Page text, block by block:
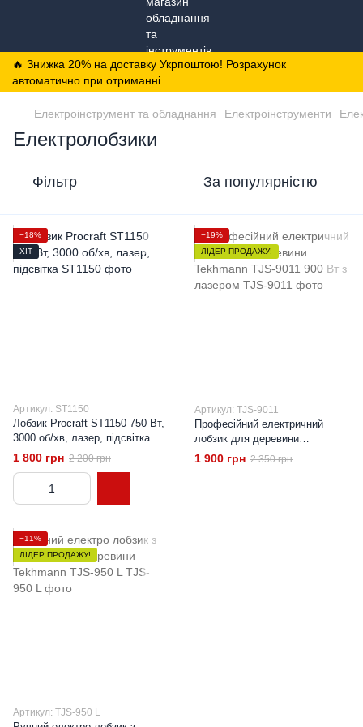
🔥 Знижка 20% на доставку Укрпоштою! Розрахунок
автоматично при отриманні
Електроінструмент та обладнання Електроінструменти
Електролобзики
Фільтр За популярністю
−18%
ХІТ
Артикул: ST1150
Лобзик Procraft ST1150 750 Вт,
3000 об/хв, лазер, підсвітка
1 800 грн 2 200 грн
−19%
ЛІДЕР ПРОДАЖУ!
Артикул: TJS-9011
Професійний електричний
лобзик для деревини
Tekhmann TJS-9011 900 Вт з
лазером
1 900 грн 2 350 грн
−11%
ЛІДЕР ПРОДАЖУ!
Артикул: TJS-950 L